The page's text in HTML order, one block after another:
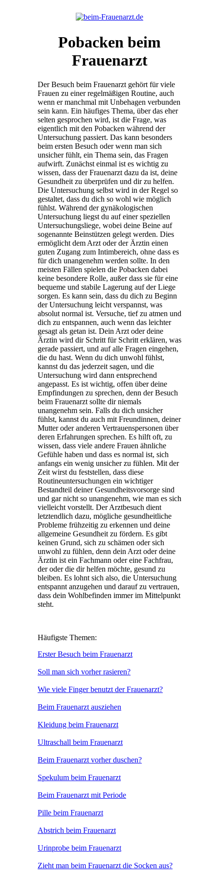
Pobacken beim
Frauenarzt
Der Besuch beim Frauenarzt gehört für viele
Frauen zu einer regelmäßigen Routine, auch
wenn er manchmal mit Unbehagen verbunden
sein kann. Ein häufiges Thema, über das eher
selten gesprochen wird, ist die Frage, was
eigentlich mit den Pobacken während der
Untersuchung passiert. Das kann besonders
beim ersten Besuch oder wenn man sich
unsicher fühlt, ein Thema sein, das Fragen
aufwirft. Zunächst einmal ist es wichtig zu
wissen, dass der Frauenarzt dazu da ist, deine
Gesundheit zu überprüfen und dir zu helfen.
Die Untersuchung selbst wird in der Regel so
gestaltet, dass du dich so wohl wie möglich
fühlst. Während der gynäkologischen
Untersuchung liegst du auf einer speziellen
Untersuchungsliege, wobei deine Beine auf
sogenannte Beinstützen gelegt werden. Dies
ermöglicht dem Arzt oder der Ärztin einen
guten Zugang zum Intimbereich, ohne dass es
für dich unangenehm werden sollte. In den
meisten Fällen spielen die Pobacken dabei
keine besondere Rolle, außer dass sie für eine
bequeme und stabile Lagerung auf der Liege
sorgen. Es kann sein, dass du dich zu Beginn
der Untersuchung leicht verspannst, was
absolut normal ist. Versuche, tief zu atmen und
dich zu entspannen, auch wenn das leichter
gesagt als getan ist. Dein Arzt oder deine
Ärztin wird dir Schritt für Schritt erklären, was
gerade passiert, und auf alle Fragen eingehen,
die du hast. Wenn du dich unwohl fühlst,
kannst du das jederzeit sagen, und die
Untersuchung wird dann entsprechend
angepasst. Es ist wichtig, offen über deine
Empfindungen zu sprechen, denn der Besuch
beim Frauenarzt sollte dir niemals
unangenehm sein. Falls du dich unsicher
fühlst, kannst du auch mit Freundinnen, deiner
Mutter oder anderen Vertrauenspersonen über
deren Erfahrungen sprechen. Es hilft oft, zu
wissen, dass viele andere Frauen ähnliche
Gefühle haben und dass es normal ist, sich
anfangs ein wenig unsicher zu fühlen. Mit der
Zeit wirst du feststellen, dass diese
Routineuntersuchungen ein wichtiger
Bestandteil deiner Gesundheitsvorsorge sind
und gar nicht so unangenehm, wie man es sich
vielleicht vorstellt. Der Arztbesuch dient
letztendlich dazu, mögliche gesundheitliche
Probleme frühzeitig zu erkennen und deine
allgemeine Gesundheit zu fördern. Es gibt
keinen Grund, sich zu schämen oder sich
unwohl zu fühlen, denn dein Arzt oder deine
Ärztin ist ein Fachmann oder eine Fachfrau,
der oder die dir helfen möchte, gesund zu
bleiben. Es lohnt sich also, die Untersuchung
entspannt anzugehen und darauf zu vertrauen,
dass dein Wohlbefinden immer im Mittelpunkt
steht.
Häufigste Themen:
Erster Besuch beim Frauenarzt
Soll man sich vorher rasieren?
Wie viele Finger benutzt der Frauenarzt?
Beim Frauenarzt ausziehen
Kleidung beim Frauenarzt
Ultraschall beim Frauenarzt
Beim Frauenarzt vorher duschen?
Spekulum beim Frauenarzt
Beim Frauenarzt mit Periode
Pille beim Frauenarzt
Abstrich beim Frauenarzt
Urinprobe beim Frauenarzt
Zieht man beim Frauenarzt die Socken aus?